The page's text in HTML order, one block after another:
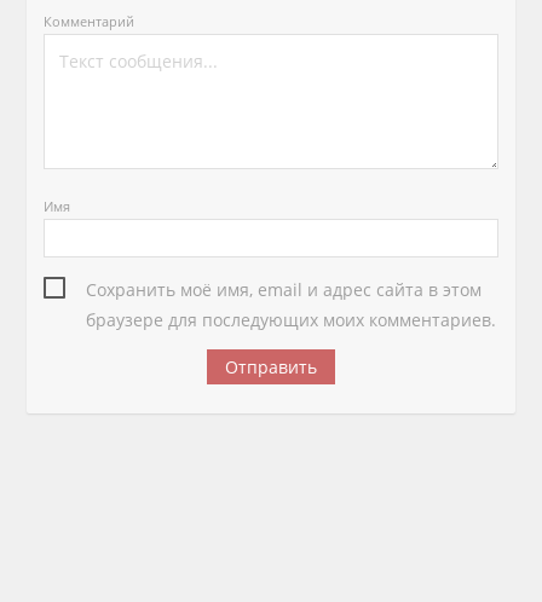
Комментарий
Имя
Сохранить моё имя, email и адрес сайта в этом
браузере для последующих моих комментариев.